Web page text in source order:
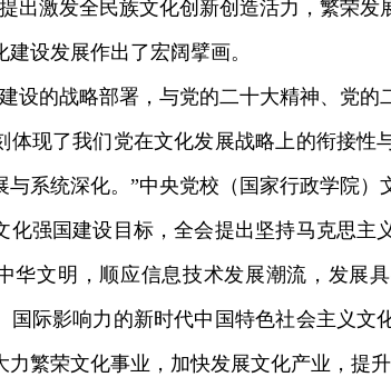
出激发全民族文化创新创造活力，繁荣发
设发展作出了宏阔擘画。
的战略部署，与党的二十大精神、党的
体现了我们党在文化发展战略上的衔接性
系统深化。”中央党校（国家行政学院）
国建设目标，全会提出坚持马克思主
华文明，顺应信息技术发展潮流，发展
国际影响力的新时代中国特色社会主义文
力繁荣文化事业，加快发展文化产业，提